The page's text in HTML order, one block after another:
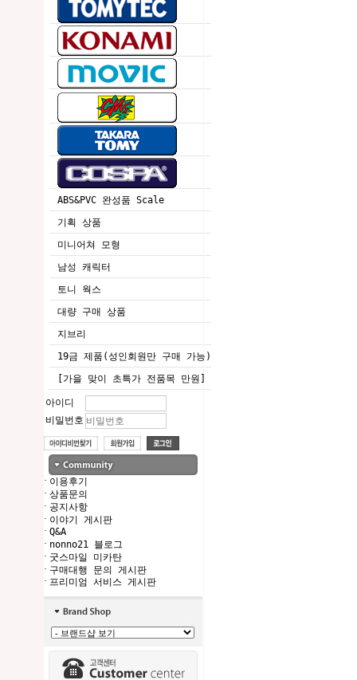
ABS&PVC 완성품 Scale
기획 상품
미니어쳐 모형
남성 캐릭터
토니 웍스
대량 구매 상품
지브리
19금 제품(성인회원만 구매 가능)
[가을 맞이 초특가 전품목 만원]
아이디
비밀번호
· 이용후기
· 상품문의
· 공지사항
· 이야기 게시판
· Q&A
· nonno21 블로그
· 굿스마일 미카탄
· 구매대행 문의 게시판
· 프리미엄 서비스 게시판